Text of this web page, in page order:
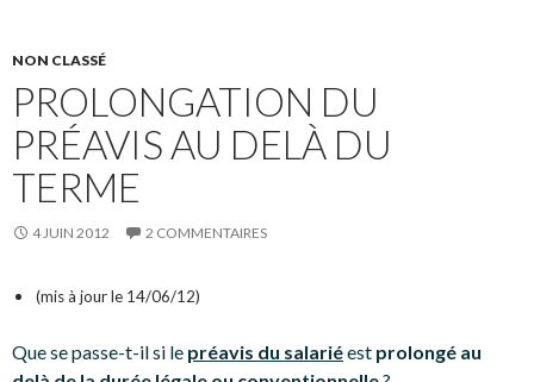
NON CLASSÉ
PROLONGATION DU
PRÉAVIS AU DELÀ DU
TERME
4 JUIN 2012 2 COMMENTAIRES
(mis à jour le 14/06/12)
Que se passe-t-il si le préavis du salariéest prolongé au